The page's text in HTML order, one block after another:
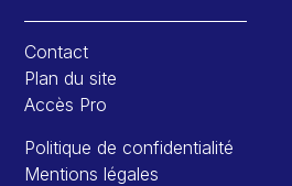
Contact
Plan du site
Accès Pro
Politique de confidentialité
Mentions légales